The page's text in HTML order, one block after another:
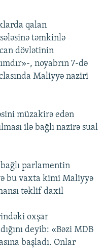
qalan
təmkinlə
dövlətinin
, noyabrın 7-də
Maliyyə naziri
müzakirə edən
ilə bağlı nazirə sual
parlamentin
bu vaxta kimi Maliyyə
təklif daxil
oxşar
deyib: «Bəzi MDB
başladı. Onlar